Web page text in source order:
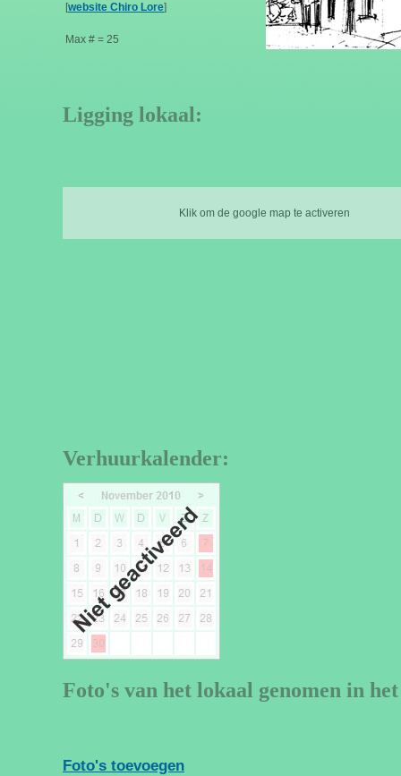
[website Chiro Lore]
Max # = 25
Ligging lokaal:
Klik om de google map te activeren
Verhuurkalender:
Foto's van het lokaal genomen in
Foto's toevoegen